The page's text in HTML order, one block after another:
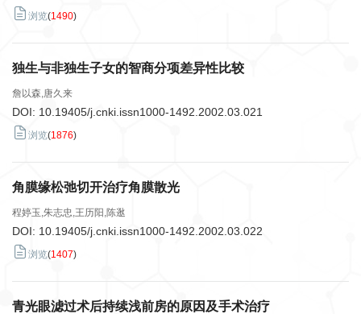
浏览(1490)
独生与非独生子女的智商分项差异性比较
詹以森,唐久来
DOI: 10.19405/j.cnki.issn1000-1492.2002.03.021
浏览(1876)
角膜缘松弛切开治疗角膜散光
程婷玉,朱志忠,王历阳,陈逖
DOI: 10.19405/j.cnki.issn1000-1492.2002.03.022
浏览(1407)
青光眼滤过术后持续浅前房的原因及手术治疗